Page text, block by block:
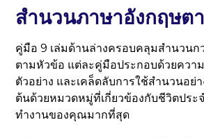
สำนวนภาษาอังกฤษต
คู่มือ 9 เล่มด้านล่างครอบคลุมสำนวนก
ตามหัวข้อ แต่ละคู่มือประกอบด้วยควา
ตัวอย่าง และเคล็ดลับการใช้สำนวนอย่า
ต้นด้วยหมวดหมู่ที่เกี่ยวข้องกับชีวิตประ
ทำงานของคุณมากที่สุด